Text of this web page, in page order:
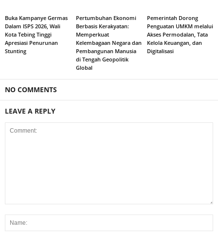
Buka Kampanye Germas
Dalam ISPS 2026, Wali
Kota Tebing Tinggi
Apresiasi Penurunan
Stunting
Pertumbuhan Ekonomi
Berbasis Kerakyatan:
Memperkuat
Kelembagaan Negara dan
Pembangunan Manusia
di Tengah Geopolitik
Global
Pemerintah Dorong
Penguatan UMKM melalui
Akses Permodalan, Tata
Kelola Keuangan, dan
Digitalisasi
NO COMMENTS
LEAVE A REPLY